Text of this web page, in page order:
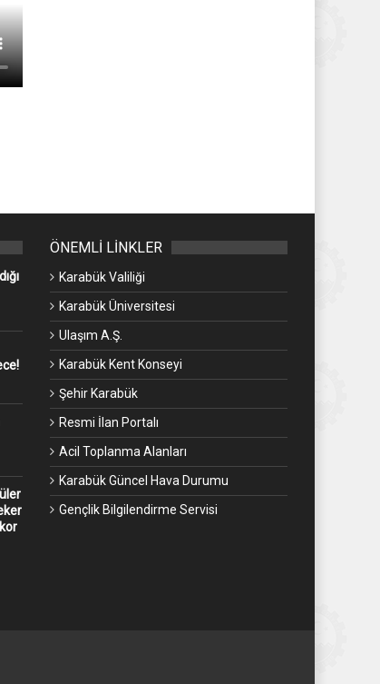
ÖNEMLİ LİNKLER
Karabük Valiliği
Karabük Üniversitesi
Ulaşım A.Ş.
Karabük Kent Konseyi
Şehir Karabük
Resmi İlan Portalı
Acil Toplanma Alanları
Karabük Güncel Hava Durumu
Gençlik Bilgilendirme Servisi